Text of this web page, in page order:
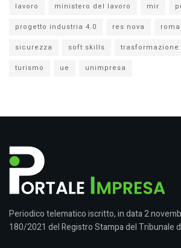
lavoro
ministero del lavoro mir
progetto industria 4.0
res nova roma
sicurezza
soft skills
turismo
ue unimpresa
Periodico telematico iscritto, in data 2
180/2021 del Registro Stampa del Tribunale